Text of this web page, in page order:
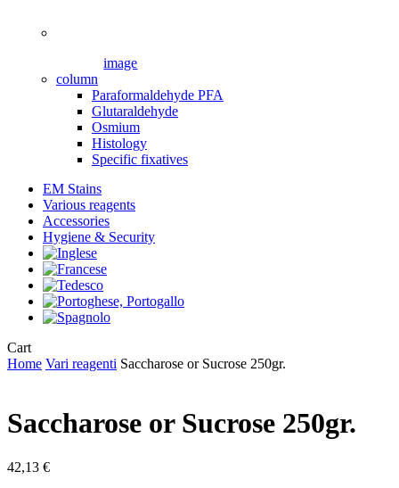
image
column
Paraformaldehyde PFA
Glutaraldehyde
Osmium
Histology
Specific fixatives
EM Stains
Various reagents
Accessories
Hygiene & Security
CartClose
Cart
Home Vari reagenti Saccharose or Sucrose 250gr.
Saccharose or Sucrose 250gr.
42,13 €